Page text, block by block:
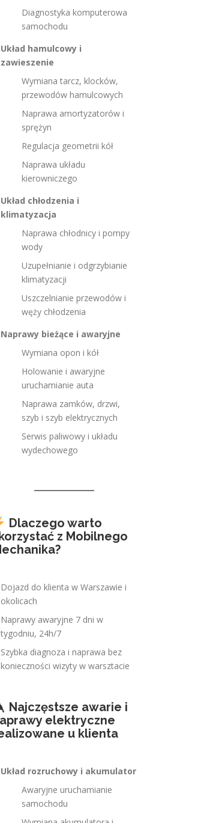
Diagnostyka komputerowa
samochodu
Układ hamulcowy i
zawieszenie
Wymiana tarcz, klocków,
przewodów hamulcowych
Naprawa amortyzatorów i
sprężyn
Regulacja geometrii kół
Naprawa układu
kierowniczego
Układ chłodzenia i
klimatyzacja
Naprawa chłodnicy i pompy
wody
Uzupełnianie i odgrzybianie
klimatyzacji
Uszczelnianie przewodów i
węży chłodzenia
Naprawy bieżące i awaryjne
Wymiana opon i kół
Holowanie i awaryjne
uruchamianie auta
Naprawa zamków, drzwi,
szyb i szyb elektrycznych
Serwis paliwowy i układu
wydechowego
Dlaczego warto
z Mobilnego
Dojazd do klienta w Warszawie i
okolicach
Naprawy awaryjne 7 dni w
tygodniu, 24h/7
Szybka diagnoza i naprawa bez
konieczności wizyty w warsztacie
Najczęstsze awarie i
elektryczne
u klienta
Układ rozruchowy i akumulator
Awaryjne uruchamianie
samochodu